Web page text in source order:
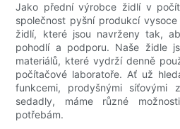
Jako přední výrobce židlí v
společnost pyšní produkcí
židlí, které jsou navrženy tak,
pohodlí a podporu. Naše židle
materiálů, které vydrží denně
počítačové laboratoře. Ať už
funkcemi, prodyšnými síťovými
sedadly, máme různé
potřebám.